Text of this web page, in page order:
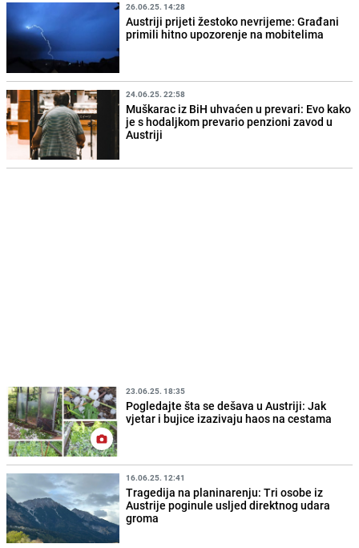
26.06.25. 14:28
Austriji prijeti žestoko nevrijeme: Građani
primili hitno upozorenje na mobitelima
24.06.25. 22:58
Muškarac iz BiH uhvaćen u prevari: Evo kako
je s hodaljkom prevario penzioni zavod u
Austriji
23.06.25. 18:35
Pogledajte šta se dešava u Austriji: Jak
vjetar i bujice izazivaju haos na cestama
16.06.25. 12:41
Tragedija na planinarenju: Tri osobe iz
Austrije poginule usljed direktnog udara
groma